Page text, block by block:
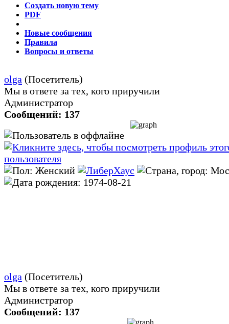
Создать новую тему
PDF
Новые сообщения
Правила
Вопросы и ответы
olga (Посетитель)
Мы в ответе за тех, кого приручили
Администратор
Сообщений: 137
olga (Посетитель)
Мы в ответе за тех, кого приручили
Администратор
Сообщений: 137